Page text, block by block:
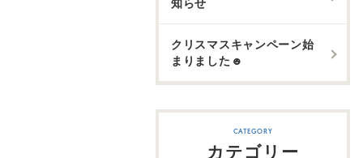
知らせ
クリスマスキャンペーン始
まりました☻
カテゴリー